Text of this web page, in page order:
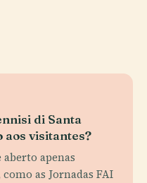
di Santa
visitantes?
apenas
as Jornadas FAI